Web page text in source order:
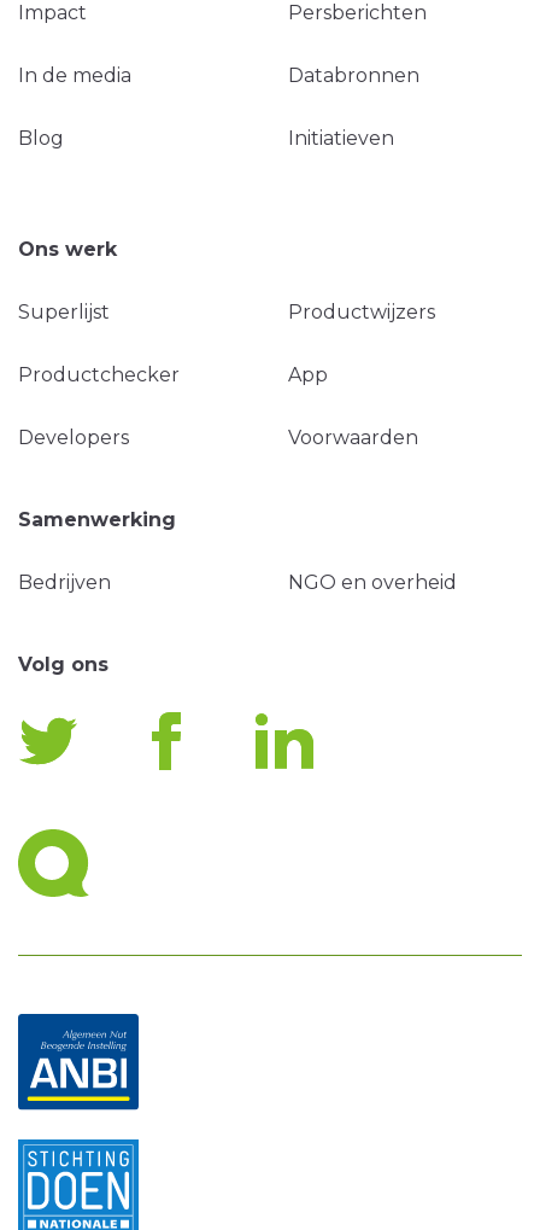
Impact Persberichten
In de media Databronnen
Blog Initiatieven
Ons werk
Superlijst Productwijzers
Productchecker App
Developers Voorwaarden
Samenwerking
Bedrijven NGO en overheid
Volg ons